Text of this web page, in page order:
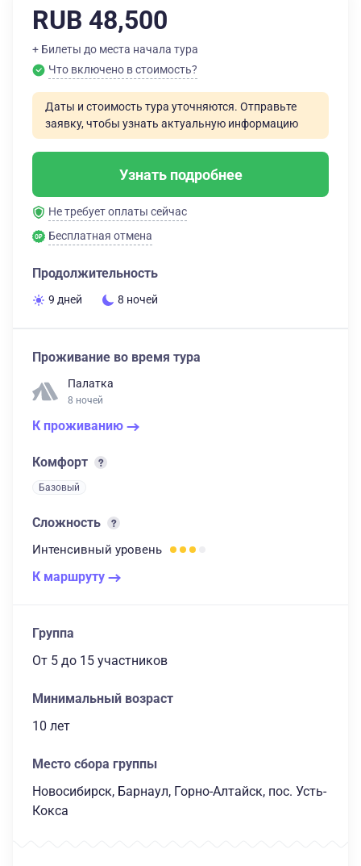
RUB 48,500
+ Билеты до места начала тура
Что включено в стоимость?
Даты и стоимость тура уточняются. Отправьте
заявку, чтобы узнать актуальную информацию
Узнать подробнее
Не требует оплаты сейчас
Бесплатная отмена
Продолжительность
9 дней 8 ночей
Проживание во время тура
Палатка
8 ночей
К проживанию
Комфорт
Базовый
Сложность
Интенсивный уровень
К маршруту
Группа
От 5 до 15 участников
Минимальный возраст
10 лет
Место сбора группы
Новосибирск, Барнаул, Горно-Алтайск, пос. Усть-
Кокса